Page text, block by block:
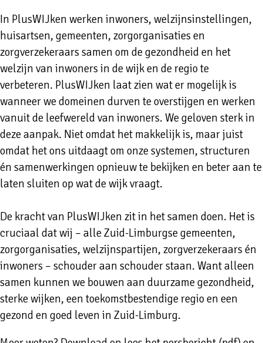
In PlusWIJken werken inwoners, welzijnsinstellingen,
huisartsen, gemeenten, zorgorganisaties en
zorgverzekeraars samen om de gezondheid en het
welzijn van inwoners in de wijk en de regio te
verbeteren. PlusWIJken laat zien wat er mogelijk is
wanneer we domeinen durven te overstijgen en werken
vanuit de leefwereld van inwoners. We geloven sterk in
deze aanpak. Niet omdat het makkelijk is, maar juist
omdat het ons uitdaagt om onze systemen, structuren
én samenwerkingen opnieuw te bekijken en beter aan te
laten sluiten op wat de wijk vraagt.
De kracht van PlusWIJken zit in het samen doen. Het is
cruciaal dat wij – alle Zuid-Limburgse gemeenten,
zorgorganisaties, welzijnspartijen, zorgverzekeraars én
inwoners – schouder aan schouder staan. Want alleen
samen kunnen we bouwen aan duurzame gezondheid,
sterke wijken, een toekomstbestendige regio en een
gezond en goed leven in Zuid-Limburg.